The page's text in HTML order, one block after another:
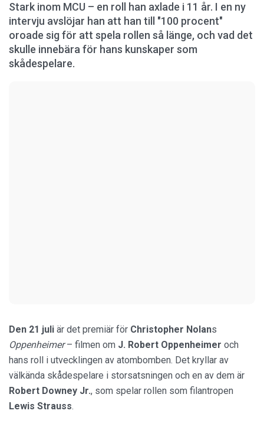
Stark inom MCU – en roll han axlade i 11 år. I en ny
intervju avslöjar han att han till "100 procent"
oroade sig för att spela rollen så länge, och vad det
skulle innebära för hans kunskaper som
skådespelare.
Den 21 juli är det premiär för Christopher Nolans
Oppenheimer– filmen om J. Robert Oppenheimer och
hans roll i utvecklingen av atombomben. Det kryllar av
välkända skådespelare i storsatsningen och en av dem är
Robert Downey Jr., som spelar rollen som filantropen
Lewis Strauss.